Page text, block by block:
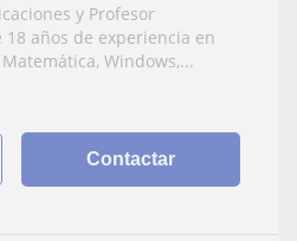
y Profesor
años de experiencia en
Windows,...
Contactar